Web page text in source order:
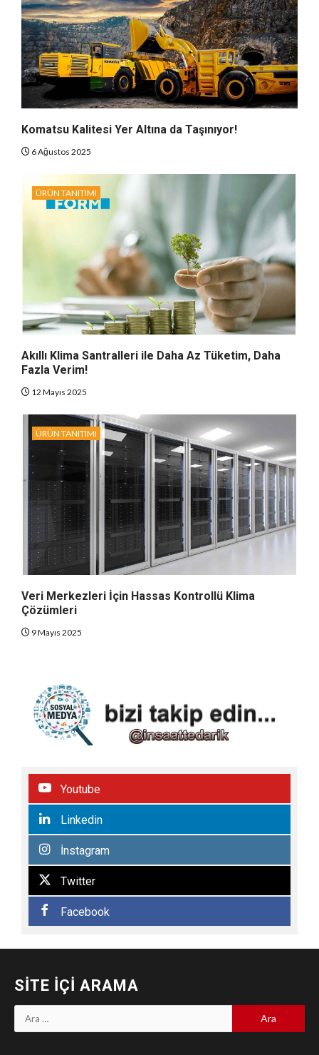
Komatsu Kalitesi Yer Altına da Taşınıyor!
6 Ağustos 2025
ÜRÜN TANITIMI
Akıllı Klima Santralleri ile Daha Az Tüketim, Daha
Fazla Verim!
12 Mayıs 2025
ÜRÜN TANITIMI
Veri Merkezleri İçin Hassas Kontrollü Klima
Çözümleri
9 Mayıs 2025
Youtube
Linkedin
İnstagram
Twitter
Facebook
SITE İÇI ARAMA
Arama: